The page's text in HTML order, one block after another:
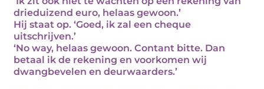
drieduizend euro, helaas gewoon.’
Hij staat op. ‘Goed, ik zal een cheque
uitschrijven.’
‘No way, helaas gewoon. Contant bitte. Dan
betaal ik de rekening en voorkomen wij
dwangbevelen en deurwaarders.’